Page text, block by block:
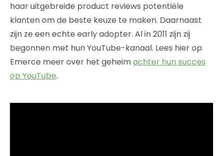
haar uitgebreide product reviews potentiële
klanten om de beste keuze te maken. Daarnaast
zijn ze een echte early adopter. Al in 2011 zijn zij
begonnen met hun YouTube-kanaal. Lees hier op
Emerce meer over het geheimachter hun succes
op YouTube.